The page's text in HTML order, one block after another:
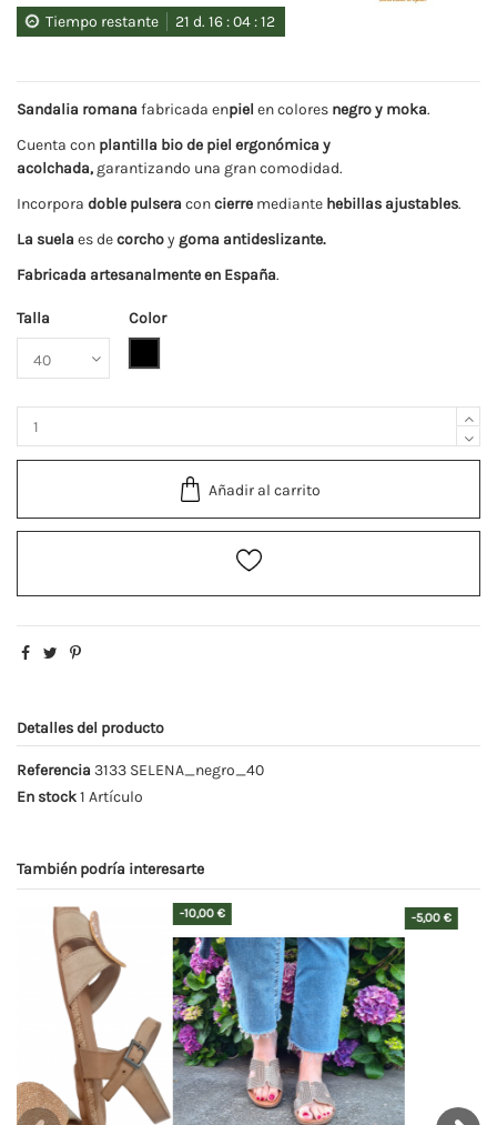
Tiempo restante 21 d. 16 :04 :12
Sandalia romana fabricada enpiel en colores negro y moka.
Cuenta con plantilla bio de piel ergonómica y
acolchada, garantizando una gran comodidad.
Incorpora doble pulsera concierre mediante hebillas ajustables.
La suela es decorchoy goma antideslizante.
Fabricada artesanalmente en España.
Talla
Color
Añadir al carrito
Detalles del producto
Referencia 3133 SELENA_negro_40
En stock1 Artículo
También podría interesarte